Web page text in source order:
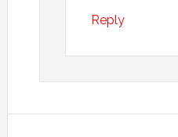
Reply